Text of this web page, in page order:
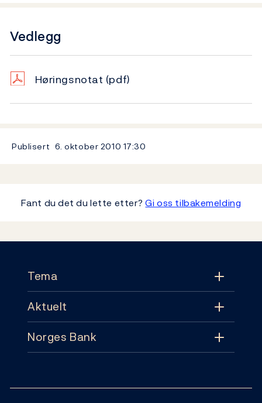
Vedlegg
Høringsnotat (pdf)
Publisert 6. oktober 2010 17:30
Fant du det du lette etter?Gi oss tilbakemelding
Tema
Tema
Pengepolitikk
Aktuelt
Aktuelt
Norges Bank